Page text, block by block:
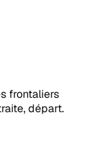
frontaliers
départ.